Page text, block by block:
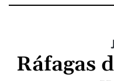
Ráfagas